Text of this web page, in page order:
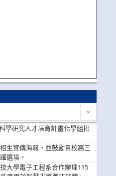
學研究人才培育計畫化學組招
生宣傳海報，並鼓勵貴校高三
選填。
大學電子工程系合作辦理115